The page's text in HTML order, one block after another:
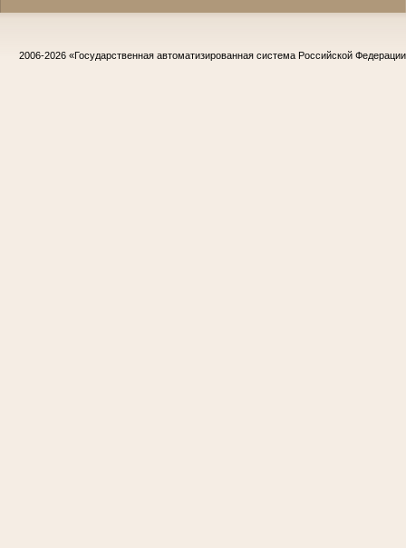
2006-2026 «Государственная автоматизированная система Российской